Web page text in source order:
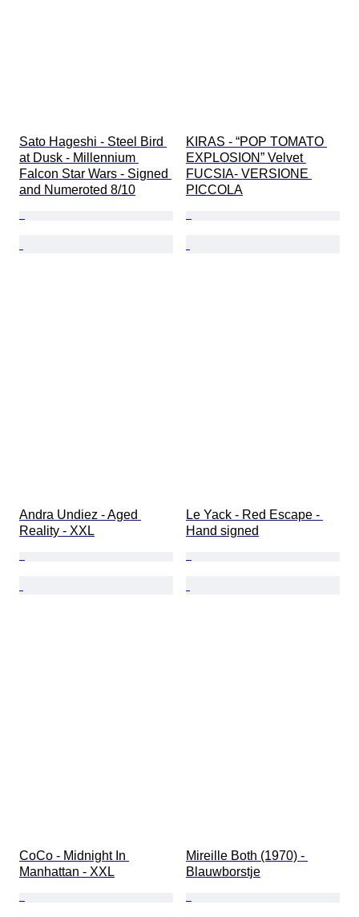
Sato Hageshi - Steel Bird
at Dusk - Millennium
Falcon Star Wars - Signed
and Numeroted 8/10
KIRAS - “POP TOMATO
EXPLOSION” Velvet
FUCSIA- VERSIONE
PICCOLA
Andra Undiez - Aged
Reality - XXL
Le Yack - Red Escape -
Hand signed
CoCo - Midnight In
Manhattan - XXL
Mireille Both (1970) -
Blauwborstje